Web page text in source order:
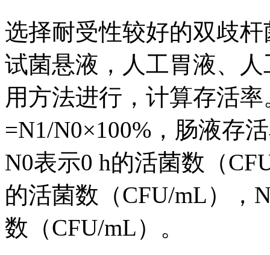
选择耐受性较好的双歧
试菌悬液，人工胃液、
用方法进行，计算存活
=N1/N0×100%，肠液存
N0表示0 h的活菌数（
的活菌数（CFU/mL），
数（CFU/mL）。